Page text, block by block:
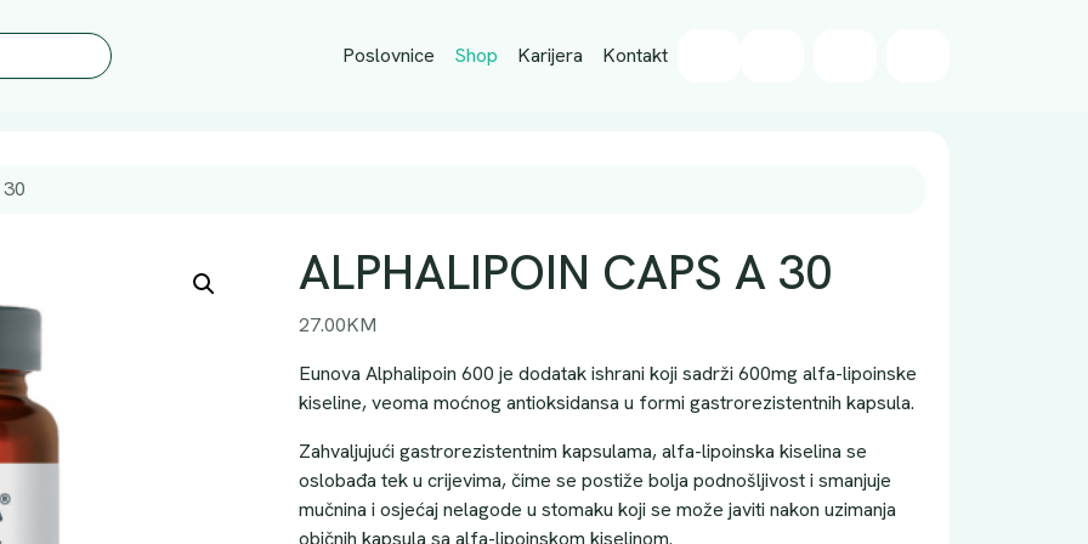
Poslovnice Shop Karijera Kontakt
ALPHALIPOIN CAPS A 30
27.00KM
Eunova Alphalipoin 600 je dodatak ishrani koji sadrži 600mg alfa-lipoinske
kiseline, veoma moćnog antioksidansa u formi gastrorezistentnih kapsula.
Zahvaljujući gastrorezistentnim kapsulama, alfa-lipoinska kiselina se
oslobađa tek u crijevima, čime se postiže bolja podnošljivost i smanjuje
mučnina i osjećaj nelagode u stomaku koji se može javiti nakon uzimanja
običnih kapsula sa alfa-lipoinskom kiselinom.